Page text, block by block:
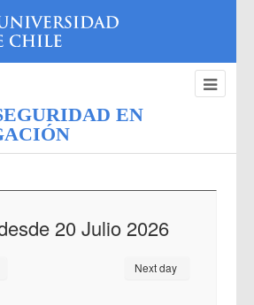
EN
20 Julio 2026
Next day